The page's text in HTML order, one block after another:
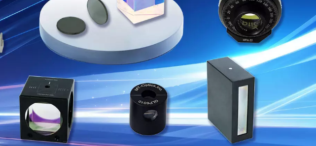
日本語
한국어
中文
Svenska språket
Lietuvos kalba